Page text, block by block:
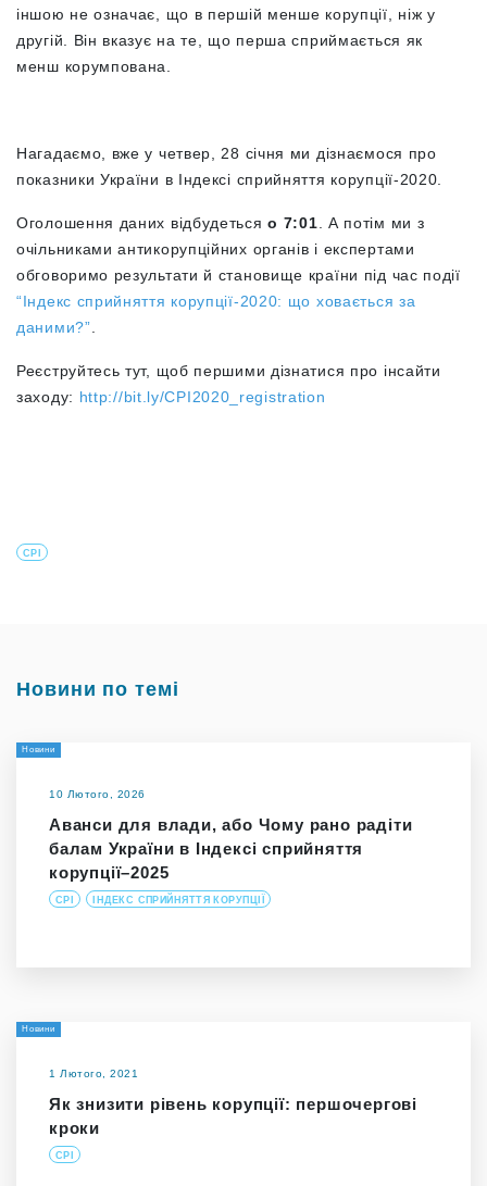
іншою не означає, що в першій менше корупції, ніж у
другій. Він вказує на те, що перша сприймається як
менш корумпована.
Нагадаємо, вже у четвер, 28 січня ми дізнаємося про
показники України в Індексі сприйняття корупції-2020.
Оголошення даних відбудетьсяо 7:01 . А потім ми з
очільниками антикорупційних органів і експертами
обговоримо результати й становище країни під час події
“Індекс сприйняття корупції-2020: що ховається за
даними?”
Реєструйтесь тут, щоб першими дізнатися про інсайти
заходу: http://bit.ly/CPI2020_registration
CPI
Новини по темі
Новини
10 Лютого, 2026
Аванси для влади, або Чому рано радіти
балам України в Індексі сприйняття
корупції–2025
CPI ІНДЕКС СПРИЙНЯТТЯ КОРУПЦІЇ
Новини
1 Лютого, 2021
Як знизити рівень корупції: першочергові
кроки
CPI